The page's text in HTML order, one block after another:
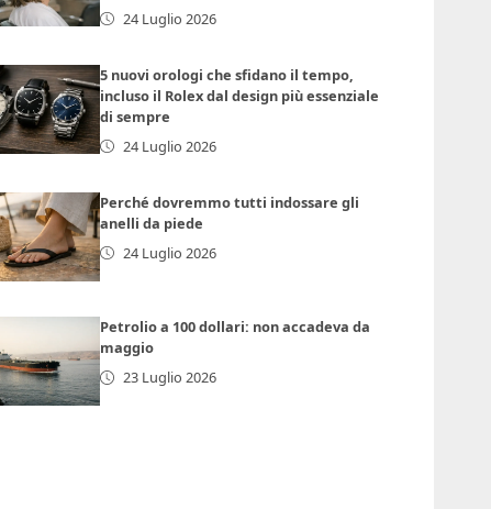
24 Luglio 2026
5 nuovi orologi che sfidano il tempo,
incluso il Rolex dal design più essenziale
di sempre
24 Luglio 2026
Perché dovremmo tutti indossare gli
anelli da piede
24 Luglio 2026
Petrolio a 100 dollari: non accadeva da
maggio
23 Luglio 2026